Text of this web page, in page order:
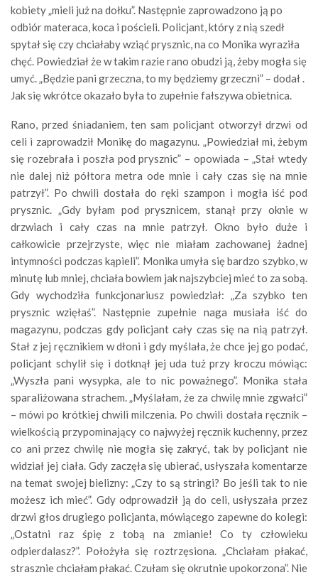
kobiety „mieli już na dołku”. Następnie zaprowadzono ją po
odbiór materaca, koca i pościeli. Policjant, który z nią szedł
spytał się czy chciałaby wziąć prysznic, na co Monika wyraziła
chęć. Powiedział że w takim razie rano obudzi ją, żeby mogła się
umyć. „Będzie pani grzeczna, to my będziemy grzeczni” – dodał .
Jak się wkrótce okazało była to zupełnie fałszywa obietnica.
Rano, przed śniadaniem, ten sam policjant otworzył drzwi od
celi i zaprowadził Monikę do magazynu. „Powiedział mi, żebym
się rozebrała i poszła pod prysznic” – opowiada – „Stał wtedy
nie dalej niż półtora metra ode mnie i cały czas się na mnie
patrzył”. Po chwili dostała do ręki szampon i mogła iść pod
prysznic. „Gdy byłam pod prysznicem, stanął przy oknie w
drzwiach i cały czas na mnie patrzył. Okno było duże i
całkowicie przejrzyste, więc nie miałam zachowanej żadnej
intymności podczas kąpieli”. Monika umyła się bardzo szybko, w
minutę lub mniej, chciała bowiem jak najszybciej mieć to za sobą.
Gdy wychodziła funkcjonariusz powiedział: „Za szybko ten
prysznic wzięłaś”. Następnie zupełnie naga musiała iść do
magazynu, podczas gdy policjant cały czas się na nią patrzył.
Stał z jej ręcznikiem w dłoni i gdy myślała, że chce jej go podać,
policjant schylił się i dotknął jej uda tuż przy kroczu mówiąc:
„Wyszła pani wysypka, ale to nic poważnego”. Monika stała
sparaliżowana strachem. „Myślałam, że za chwilę mnie zgwałci”
– mówi po krótkiej chwili milczenia. Po chwili dostała ręcznik –
wielkością przypominający co najwyżej ręcznik kuchenny, przez
co ani przez chwilę nie mogła się zakryć, tak by policjant nie
widział jej ciała. Gdy zaczęła się ubierać, usłyszała komentarze
na temat swojej bielizny: „Czy to są stringi? Bo jeśli tak to nie
możesz ich mieć”. Gdy odprowadził ją do celi, usłyszała przez
drzwi głos drugiego policjanta, mówiącego zapewne do kolegi:
„Ostatni raz śpię z tobą na zmianie! Co ty człowieku
odpierdalasz?”. Położyła się roztrzęsiona. „Chciałam płakać,
strasznie chciałam płakać. Czułam się okrutnie upokorzona”. Nie